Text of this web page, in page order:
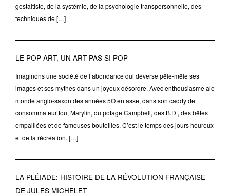
gestaltiste, de la systémie, de la psychologie transpersonnelle, des
techniques de […]
LE POP ART, UN ART PAS SI POP
Imaginons une société de l’abondance qui déverse pêle-mêle ses
images et ses mythes dans un joyeux désordre. Avec enthousiasme ale
monde anglo-saxon des années 5O entasse, dans son caddy de
consommateur fou, Marylin, du potage Campbell, des B.D., des bêtes
empaillées et de fameuses bouteilles. C’est le temps des jours heureux
et de la récréation. […]
LA PLÉIADE: HISTOIRE DE LA RÉVOLUTION FRANÇAISE
DE JULES MICHELET